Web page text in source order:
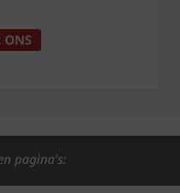
ONS
pagina's: